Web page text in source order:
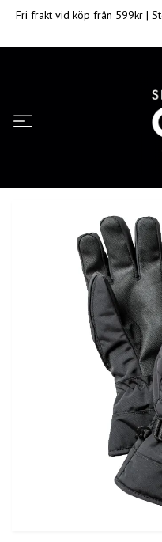
Fri frakt vid köp från 599kr |